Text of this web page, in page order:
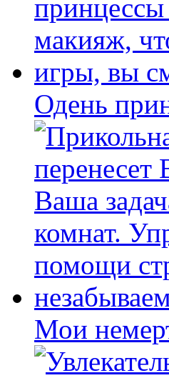
Одень
Мои